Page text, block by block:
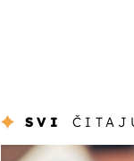
SVI